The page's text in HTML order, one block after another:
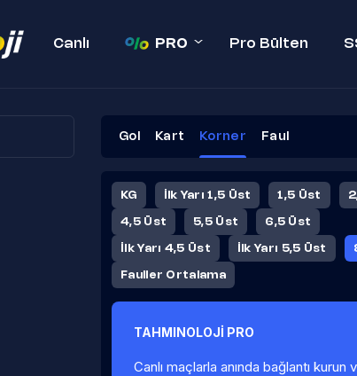
Canlı PRO Pro Bülten
Gol Kart Korner Faul
KG İlk Yarı 1,5 Üst 1,5 Üst
4,5 Üst 5,5 Üst 6,5 Üst
İlk Yarı 4,5 Üst İlk Yarı 5,5 Üst
Fauller Ortalama
TAHMINOLOJİ PRO
Canlı maçlarla anında bağlantı